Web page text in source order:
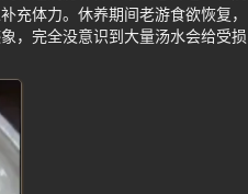
充体力。休养期间老游食欲恢复，
，完全没意识到大量汤水会给受损